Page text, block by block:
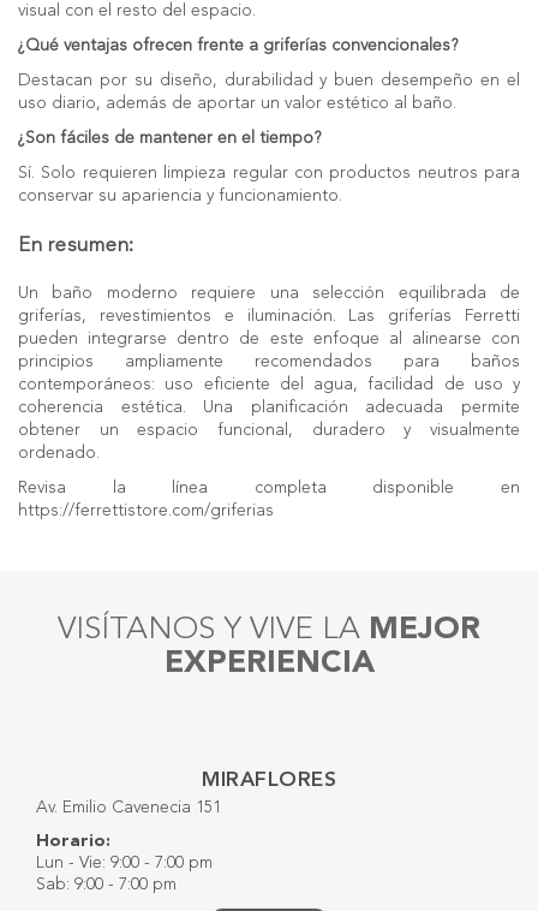
visual con el resto del espacio.
¿Qué ventajas ofrecen frente a griferías convencionales?
Destacan por su diseño, durabilidad y buen desempeño en el
uso diario, además de aportar un valor estético al baño.
¿Son fáciles de mantener en el tiempo?
Sí. Solo requieren limpieza regular con productos neutros para
conservar su apariencia y funcionamiento.
En resumen:
Un baño moderno requiere una selección equilibrada de
griferías, revestimientos e iluminación. Las griferías Ferretti
pueden integrarse dentro de este enfoque al alinearse con
principios ampliamente recomendados para baños
contemporáneos: uso eficiente del agua, facilidad de uso y
coherencia estética. Una planificación adecuada permite
obtener un espacio funcional, duradero y visualmente
ordenado.
Revisa la línea completa disponible en
https://ferrettistore.com/griferias
VISÍTANOS Y VIVE LA MEJOR
EXPERIENCIA
MIRAFLORES
Av. Emilio Cavenecia 151
Horario:
Lun - Vie: 9:00 - 7:00 pm
Sab: 9:00 - 7:00 pm